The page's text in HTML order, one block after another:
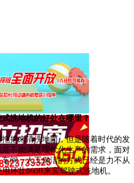
洗地机的好处在哪里？
把来清洗地面，但是随着时代的发
不能满足现代化生产的需求，面对
间，人工保洁的方式已经是力不从
环壮860B来宾驾驶式洗地机。